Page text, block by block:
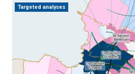
Targeted analyses